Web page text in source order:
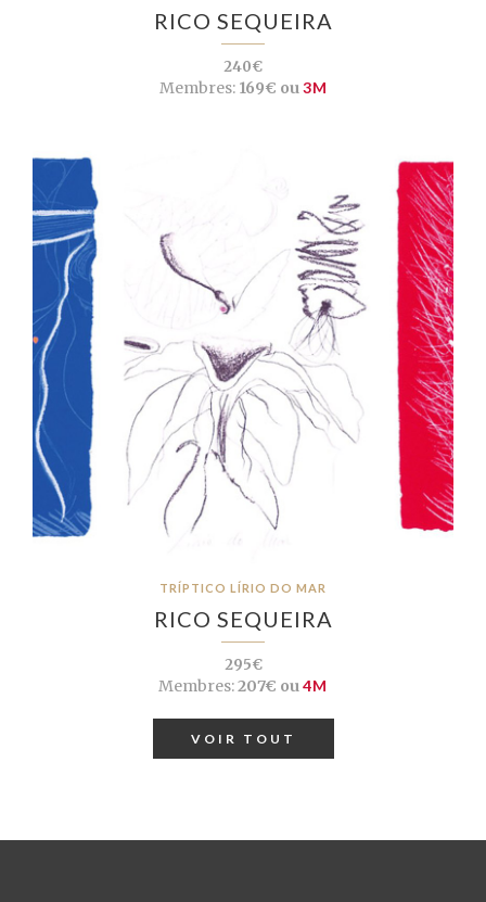
RICO SEQUEIRA
240€
Membres:169€ ou3M
TRÍPTICO LÍRIO DO MAR
RICO SEQUEIRA
295€
Membres:207€ ou4M
VOIR TOUT